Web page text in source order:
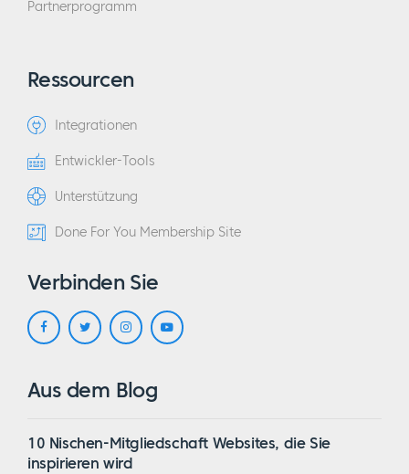
Partnerprogramm
Ressourcen
Integrationen
Entwickler-Tools
Unterstützung
Done For You Membership Site
Verbinden Sie
Aus dem Blog
10 Nischen-Mitgliedschaft Websites, die Sie
inspirieren wird